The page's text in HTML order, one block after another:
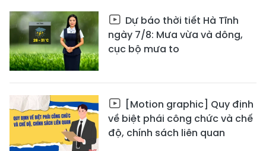
Dự báo thời tiết Hà Tĩnh
ngày 7/8: Mưa vừa và dông,
cục bộ mưa to
[Motion graphic] Quy định
về biệt phái công chức và chế
độ, chính sách liên quan